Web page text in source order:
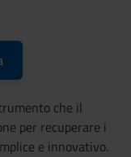
che il
per recuperare i
e innovativo.